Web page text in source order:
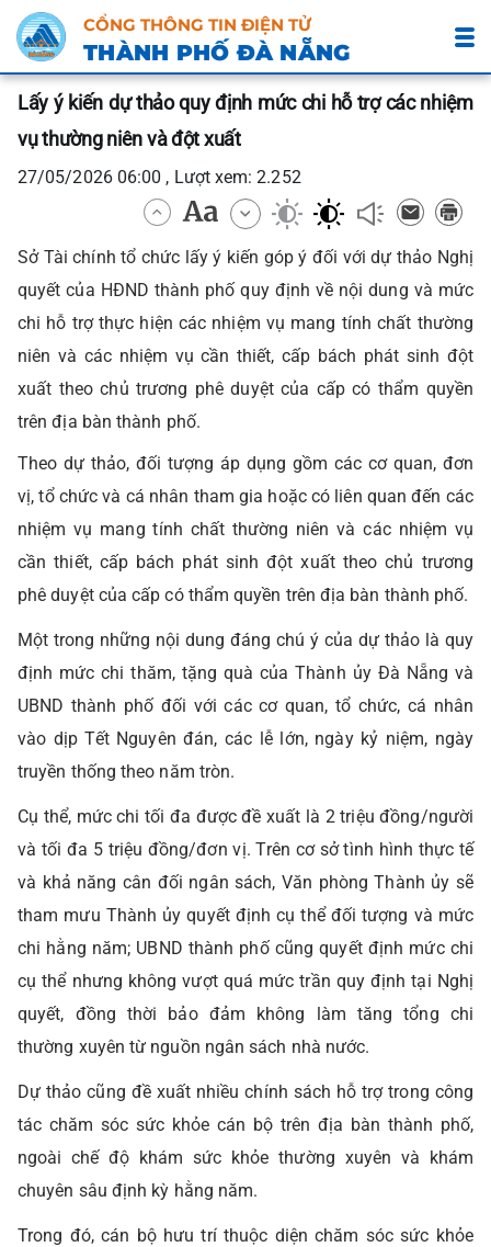
CỔNG THÔNG TIN ĐIỆN TỬ
THÀNH PHỐ ĐÀ NẴNG
Lấy ý kiến dự thảo quy định mức chi hỗ trợ các nhiệm
vụ thường niên và đột xuất
27/05/2026 06:00 , Lượt xem: 2.252
Sở Tài chính tổ chức lấy ý kiến góp ý đối với dự thảo Nghị
quyết của HĐND thành phố quy định về nội dung và mức
chi hỗ trợ thực hiện các nhiệm vụ mang tính chất thường
niên và các nhiệm vụ cần thiết, cấp bách phát sinh đột
xuất theo chủ trương phê duyệt của cấp có thẩm quyền
trên địa bàn thành phố.
Theo dự thảo, đối tượng áp dụng gồm các cơ quan, đơn
vị, tổ chức và cá nhân tham gia hoặc có liên quan đến các
nhiệm vụ mang tính chất thường niên và các nhiệm vụ
cần thiết, cấp bách phát sinh đột xuất theo chủ trương
phê duyệt của cấp có thẩm quyền trên địa bàn thành phố.
Một trong những nội dung đáng chú ý của dự thảo là quy
định mức chi thăm, tặng quà của Thành ủy Đà Nẵng và
UBND thành phố đối với các cơ quan, tổ chức, cá nhân
vào dịp Tết Nguyên đán, các lễ lớn, ngày kỷ niệm, ngày
truyền thống theo năm tròn.
Cụ thể, mức chi tối đa được đề xuất là 2 triệu đồng/người
và tối đa 5 triệu đồng/đơn vị. Trên cơ sở tình hình thực tế
và khả năng cân đối ngân sách, Văn phòng Thành ủy sẽ
tham mưu Thành ủy quyết định cụ thể đối tượng và mức
chi hằng năm; UBND thành phố cũng quyết định mức chi
cụ thể nhưng không vượt quá mức trần quy định tại Nghị
quyết, đồng thời bảo đảm không làm tăng tổng chi
thường xuyên từ nguồn ngân sách nhà nước.
Dự thảo cũng đề xuất nhiều chính sách hỗ trợ trong công
tác chăm sóc sức khỏe cán bộ trên địa bàn thành phố,
ngoài chế độ khám sức khỏe thường xuyên và khám
chuyên sâu định kỳ hằng năm.
Trong đó, cán bộ hưu trí thuộc diện chăm sóc sức khỏe